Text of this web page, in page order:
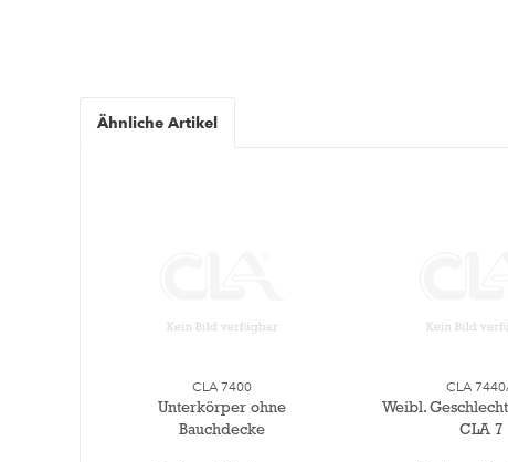
Ähnliche Artikel
CLA 7400
Unterkörper ohne
Bauchdecke
CLA
Weibl.
CLA 7